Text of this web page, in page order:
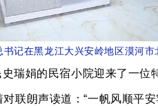
记在黑龙江大兴安岭地区漠河市
瑞娟的民宿小院迎来了一位
联朗声读道：“一帆风顺平